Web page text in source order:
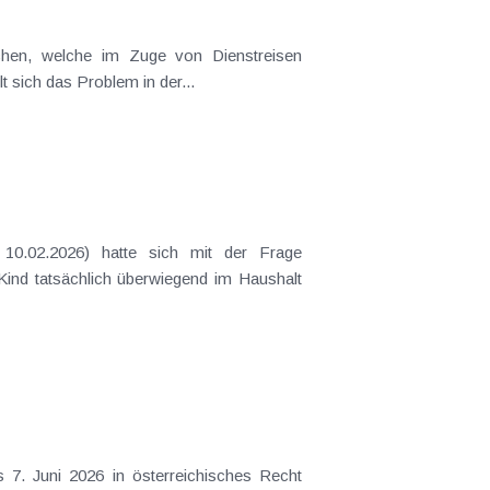
sich das Problem in der...
tatsächlich überwiegend im Haushalt